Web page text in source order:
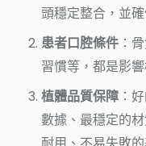
頭穩定整合，並
患者口腔條件：
習慣等，都是影
植體品質保障：
數據、最穩定的